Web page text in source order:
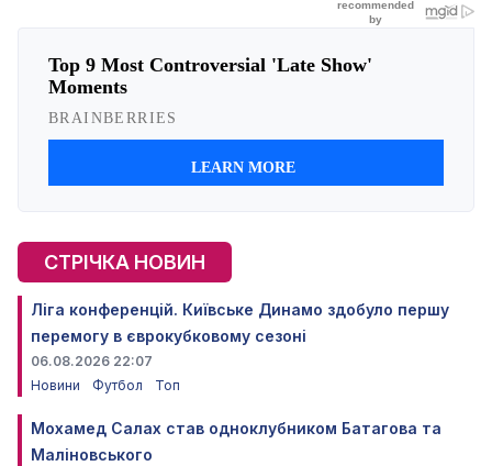
СТРІЧКА НОВИН
Ліга конференцій. Київське Динамо здобуло першу
перемогу в єврокубковому сезоні
06.08.2026 22:07
Новини
Футбол Топ
Мохамед Салах став одноклубником Батагова та
Маліновського